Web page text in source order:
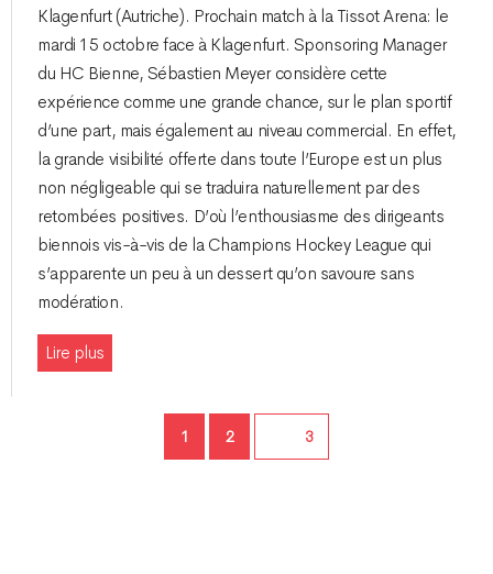
Klagenfurt (Autriche). Prochain match à la Tissot Arena: le
mardi 15 octobre face à Klagenfurt. Sponsoring Manager
du HC Bienne, Sébastien Meyer considère cette
expérience comme une grande chance, sur le plan sportif
d’une part, mais également au niveau commercial. En effet,
la grande visibilité offerte dans toute l’Europe est un plus
non négligeable qui se traduira naturellement par des
retombées positives. D’où l’enthousiasme des dirigeants
biennois vis-à-vis de la Champions Hockey League qui
s’apparente un peu à un dessert qu’on savoure sans
modération.
Lire plus
Page
1 Page
2 3